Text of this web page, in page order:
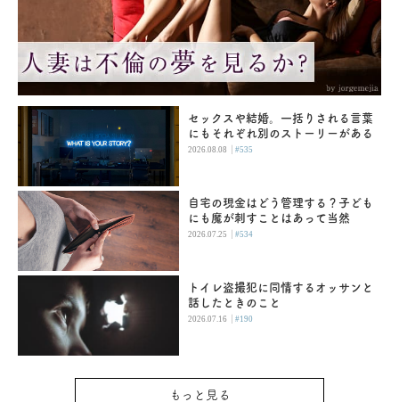
セックスや結婚。一括りされる言葉
にもそれぞれ別のストーリーがある
2026.08.08 |#535
自宅の現金はどう管理する？子ども
にも魔が刺すことはあって当然
2026.07.25 |#534
トイレ盗撮犯に同情するオッサンと
話したときのこと
2026.07.16 |#190
もっと見る